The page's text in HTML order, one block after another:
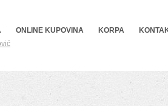
ONLINE KUPOVINA KORPA